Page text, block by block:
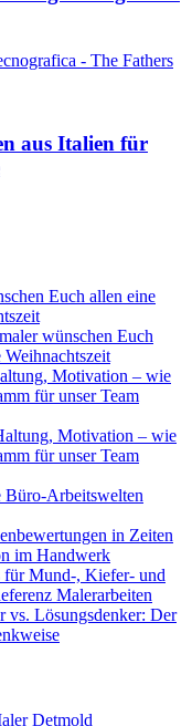
aus Italien für
Euch allen eine
wünschen Euch
Motivation – wie
für unser Team
Motivation – wie
für unser Team
Büro-Arbeitswelten
in Zeiten
im Handwerk
für Mund-, Kiefer- und
Malerarbeiten
vs. Lösungsdenker: Der